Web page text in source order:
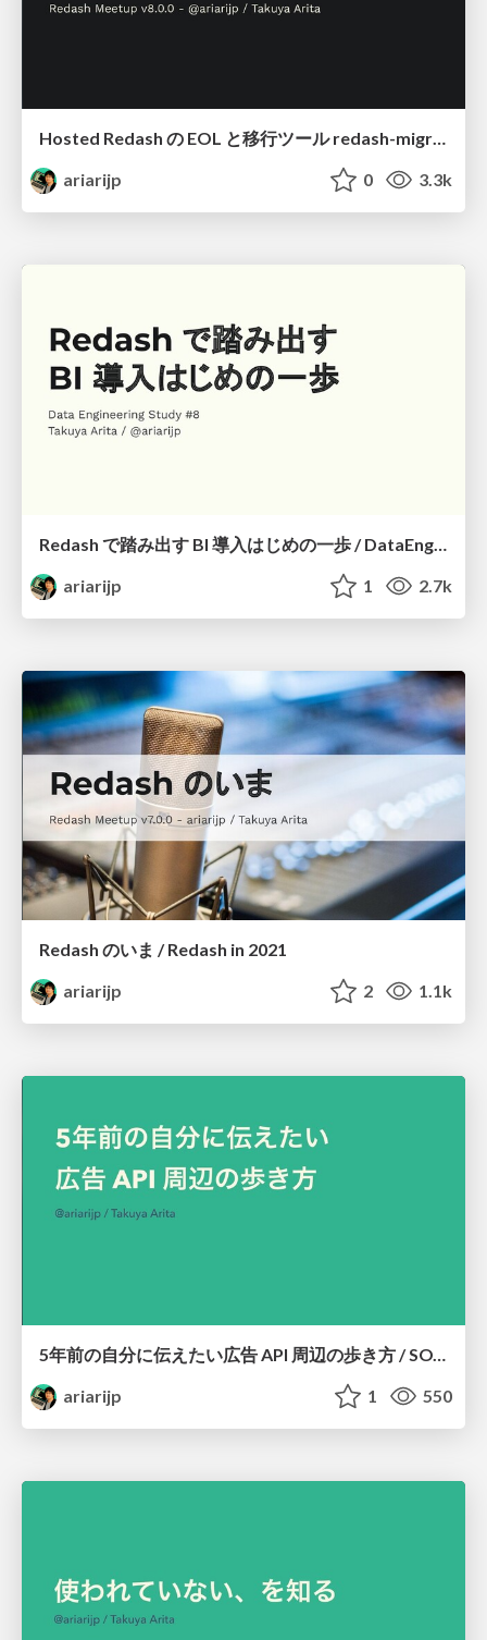
Hosted Redash の EOL と移行ツール redash-migrate / You should know about Hosted Redash EOL and redash-migrate
ariarijp
0 3.3k
ariarijp
1 2.7k
Redash のいま / Redash in 2021
ariarijp
2 1.1k
5年前の自分に伝えたい広告 API 周辺の歩き方 / SOT Tech Night vol.1
ariarijp
1 550